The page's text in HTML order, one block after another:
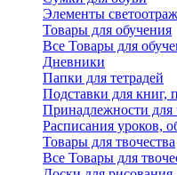
Элементы
Товары для обучения
Все Товары для
Дневники
Папки для тетрадей
Подставки для книг,
Принадлежности для
Расписания уроков,
Товары для твочества
Все Товары для